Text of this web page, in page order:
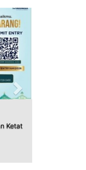
Ketat
Next